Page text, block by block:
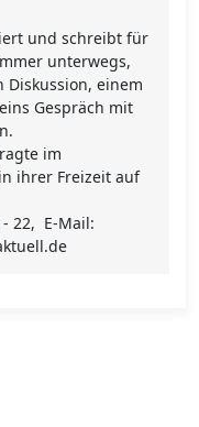
und schreibt für
unterwegs,
einem
Gespräch mit
im
ihrer Freizeit auf
- 22, E-Mail: